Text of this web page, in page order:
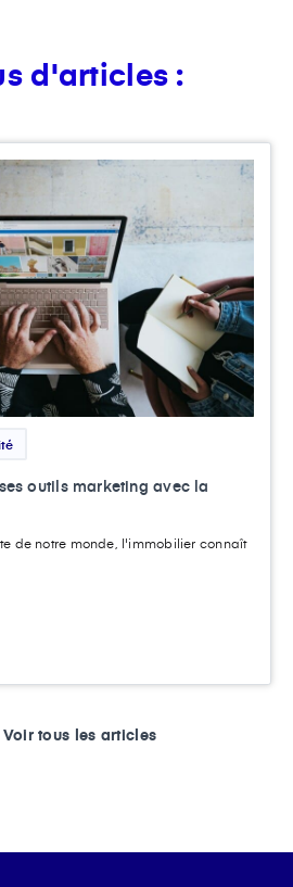
d'articles :
outils marketing avec la
de notre monde, l'immobilier connaît
Voir tous les articles